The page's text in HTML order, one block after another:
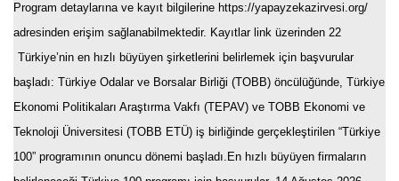
Program detaylarına ve kayıt bilgilerine https://yapayzekazirvesi.org/
adresinden erişim sağlanabilmektedir. Kayıtlar link üzerinden 22
Türkiye’nin en hızlı büyüyen şirketlerini belirlemek için başvurular
başladı: Türkiye Odalar ve Borsalar Birliği (TOBB) öncülüğünde, Türkiye
Ekonomi Politikaları Araştırma Vakfı (TEPAV) ve TOBB Ekonomi ve
Teknoloji Üniversitesi (TOBB ETÜ) iş birliğinde gerçekleştirilen “Türkiye
100” programının onuncu dönemi başladı.​ En hızlı büyüyen firmaların